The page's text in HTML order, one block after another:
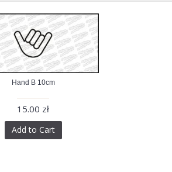
Hand B 10cm
15.00 zł
Add to Cart